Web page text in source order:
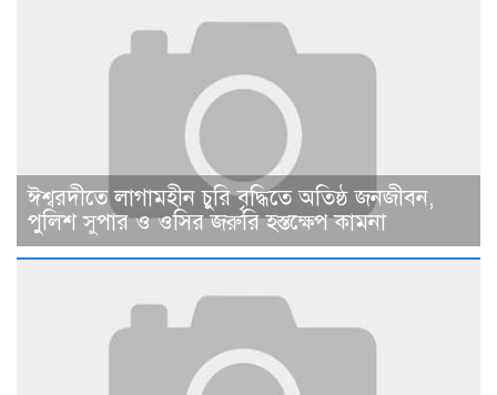
ঈশ্বরদীতে লাগামহীন চুরি বৃদ্ধিতে অতিষ্ঠ জনজীবন,
পুলিশ সুপার ও ওসির জরুরি হস্তক্ষেপ কামনা ​